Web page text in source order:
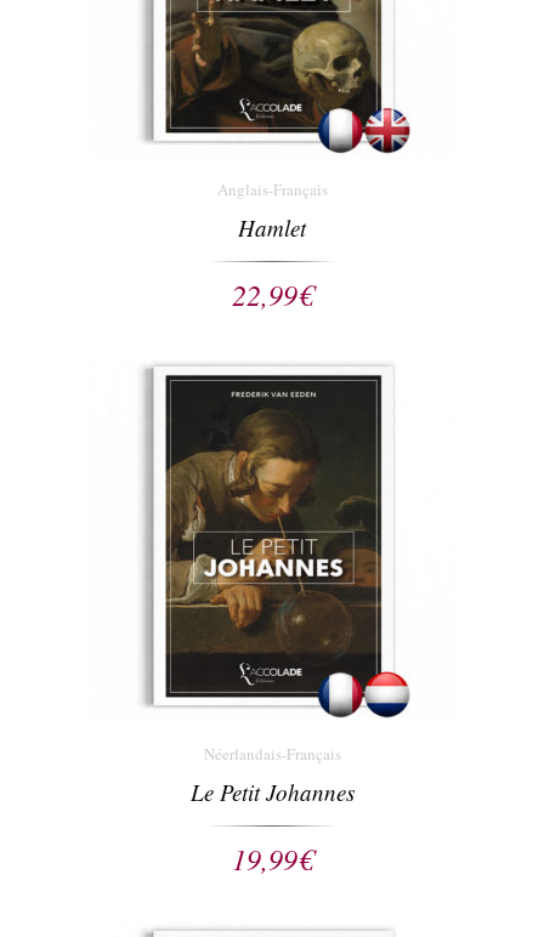
Anglais-Français
Hamlet
22,99€
Néerlandais-Français
Le Petit Johannes
19,99€